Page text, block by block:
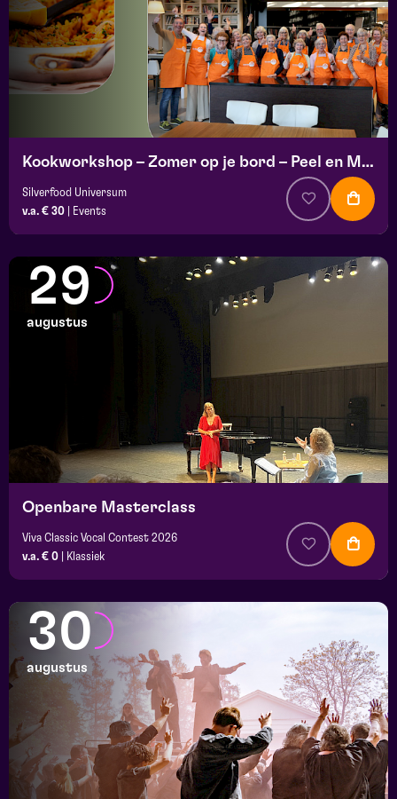
Kookworkshop – Zomer op je bord – Peel en Maas
Silverfood Universum
v.a. € 30
Events
29
augustus
Openbare Masterclass
Viva Classic Vocal Contest 2026
v.a. € 0
Klassiek
30
augustus